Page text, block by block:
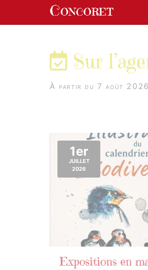
Concoret
Sur
À partir du 7 août 2026
1er
JUILLET
2026
Expositions en
Panneau de gestion des cookies